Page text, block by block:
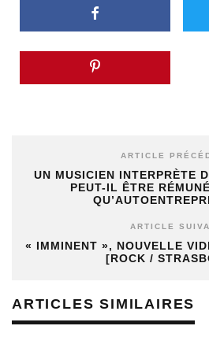
ARTICLE
UN MUSICIEN INTERPRÈTE
PEUT-IL ÊTRE
ARTICLE
« IMMINENT », NOUVELLE
[ROCK /
ARTICLES SIMILAIRES